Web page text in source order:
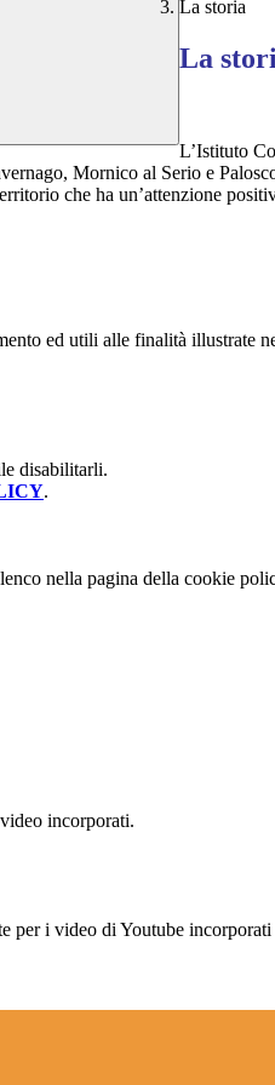
La storia
La
L’Istituto
Mornico al Serio e
che ha un’attenzione
ed utili alle finalità illustrate
disabilitarli.
.
nella pagina della cookie
incorporati.
per i video di Youtube